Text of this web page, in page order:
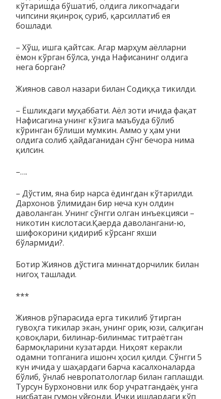
кўтаришда бўша­тиб, олдига ликопчадаги
чипсини яқинроқ суриб, қарсиллатиб ея
бошлади.
– Хўш, ишга қайтсак. Агар марҳум аёлларни
ёмон кўрган бўлса, унда Нафисанинг олдига
нега борган?
Жиянов савол назари билан Содиққа тикилди.
– Ёшликдаги муҳаббати. Аёл зоти ичида фақат
Нафисагина унинг кўзига маъбуда бўлиб
кўринган бўлиши мумкин. Аммо у ҳам уни
олдига солиб ҳайдаганидан сўнг бечора нима
қилсин.
–….
– Дўстим, яна бир нарса ёдингдан кўтарилди.
Дархонов ўли­­мидан бир неча кун олдин
даволанган. Унинг сўнгги олган инъекцияси –
никотин кислотаси.Қаерда даволан­гани-ю,
шифо­корини қидириб кўрсанг яхши
бўлармиди?.
Ботир Жиянов дўстига миннатдорчилик билан
нигоҳ таш­ла­ди.
***
Жиянов рўпарасида ерга тикилиб ўтирган
гувоҳга тикилар экан, унинг ориқ юзи, салқиган
қовоқлари, билинар-билинмас тит­раётган
бармоқларини кузатарди. Ниҳоят керакли
одамни топ­ганига ишонч ҳосил қилди. Сўнгги 5
кун ичида у шаҳардаги бар­­ча касалхоналарда
бўлиб, ўнлаб невропатологлар билан гаплашди.
Турсун Бурхоновни илк бор учратгандаёқ унга
нис­ба­тан гумон уйғонди. Ички ишлардаги кўп